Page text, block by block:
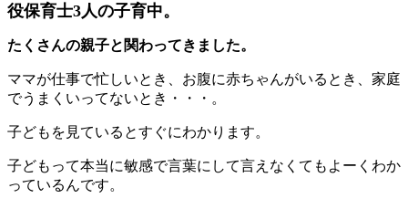
役保育士3人の子育中。
たくさんの親子と関わってきました。
ママが仕事で忙しいとき、お腹に赤ちゃんがいるとき、家庭
でうまくいってないとき・・・。
子どもを見ているとすぐにわかります。
子どもって本当に敏感で言葉にして言えなくてもよーくわか
っているんです。